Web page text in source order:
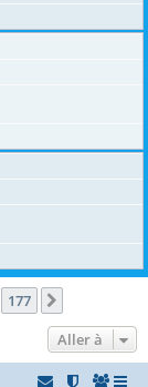
177
Aller à